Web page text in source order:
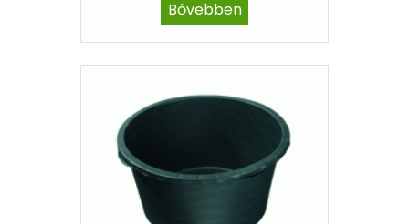
Bővebben